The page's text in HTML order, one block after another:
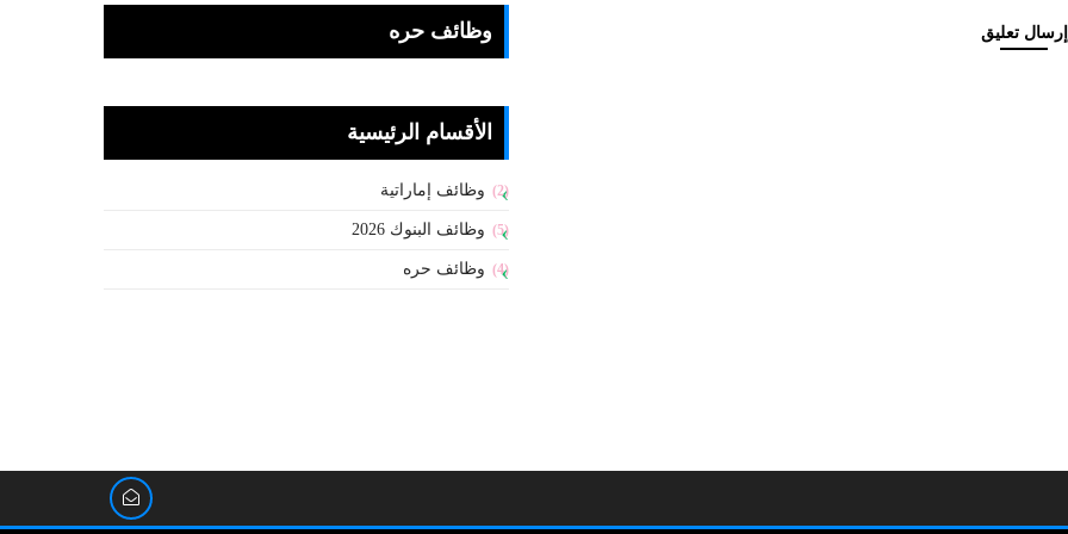
إرسال تعليق وظائف حره
الأقسام الرئيسية
وظائف إماراتية (2)
وظائف البنوك 2026 (5)
وظائف حره (4)